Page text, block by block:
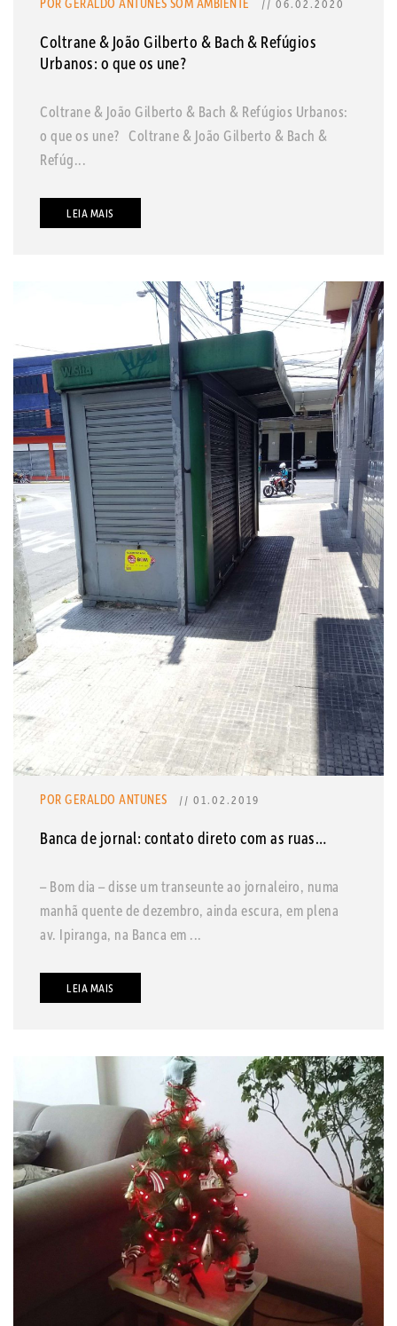
Coltrane & João Gilberto & Bach & Refúgios
Urbanos: o que os une?
Coltrane & João Gilberto & Bach & Refúgios Urbanos:
o que os une? Coltrane & João Gilberto & Bach &
Refúg...
LEIA MAIS
POR GERALDO ANTUNES // 01.02.2019
Banca de jornal: contato direto com as ruas…
– Bom dia – disse um transeunte ao jornaleiro, numa
manhã quente de dezembro, ainda escura, em plena
av. Ipiranga, na Banca em ...
LEIA MAIS